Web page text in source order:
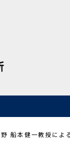
船本健一教授によ